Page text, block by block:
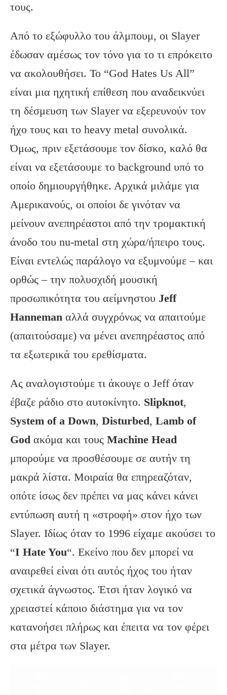
τους.
Από το εξώφυλλο του άλμπουμ, οι Slayer
έδωσαν αμέσως τον τόνο για το τι επρόκειτο
να ακολουθήσει. Το “God Hates Us All”
είναι μια ηχητική επίθεση που αναδεικνύει
τη δέσμευση των Slayer να εξερευνούν τον
ήχο τους και το heavy metal συνολικά.
Όμως, πριν εξετάσουμε τον δίσκο, καλό θα
είναι να εξετάσουμε το background υπό το
οποίο δημιουργήθηκε. Αρχικά μιλάμε για
Αμερικανούς, οι οποίοι δε γινόταν να
μείνουν ανεπηρέαστοι από την τρομακτική
άνοδο του nu-metal στη χώρα/ήπειρο τους.
Είναι εντελώς παράλογο να εξυμνούμε – και
ορθώς – την πολυσχιδή μουσική
προσωπικότητα του αείμνηστου Jeff
Hanneman αλλά συγχρόνως να απαιτούμε
(απαιτούσαμε) να μένει ανεπηρέαστος από
τα εξωτερικά του ερεθίσματα.
Ας αναλογιστούμε τι άκουγε ο Jeff όταν
έβαζε ράδιο στο αυτοκίνητο. Slipknot,
System of a Down, Disturbed, Lamb of
God ακόμα και τoυς Machine Head
μπορούμε να προσθέσουμε σε αυτήν τη
μακρά λίστα. Μοιραία θα επηρεαζόταν,
οπότε ίσως δεν πρέπει να μας κάνει κάνει
εντύπωση αυτή η «στροφή» στον ήχο των
Slayer. Ιδίως όταν το 1996 είχαμε ακούσει το
“I Hate You“. Εκείνο που δεν μπορεί να
αναιρεθεί είναι ότι αυτός ήχος του ήταν
σχετικά άγνωστος. Έτσι ήταν λογικό να
χρειαστεί κάποιο διάστημα για να τον
κατανοήσει πλήρως και έπειτα να τον φέρει
στα μέτρα των Slayer.